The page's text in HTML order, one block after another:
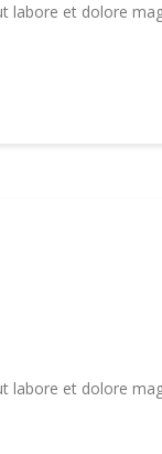
labore et dolore
labore et dolore